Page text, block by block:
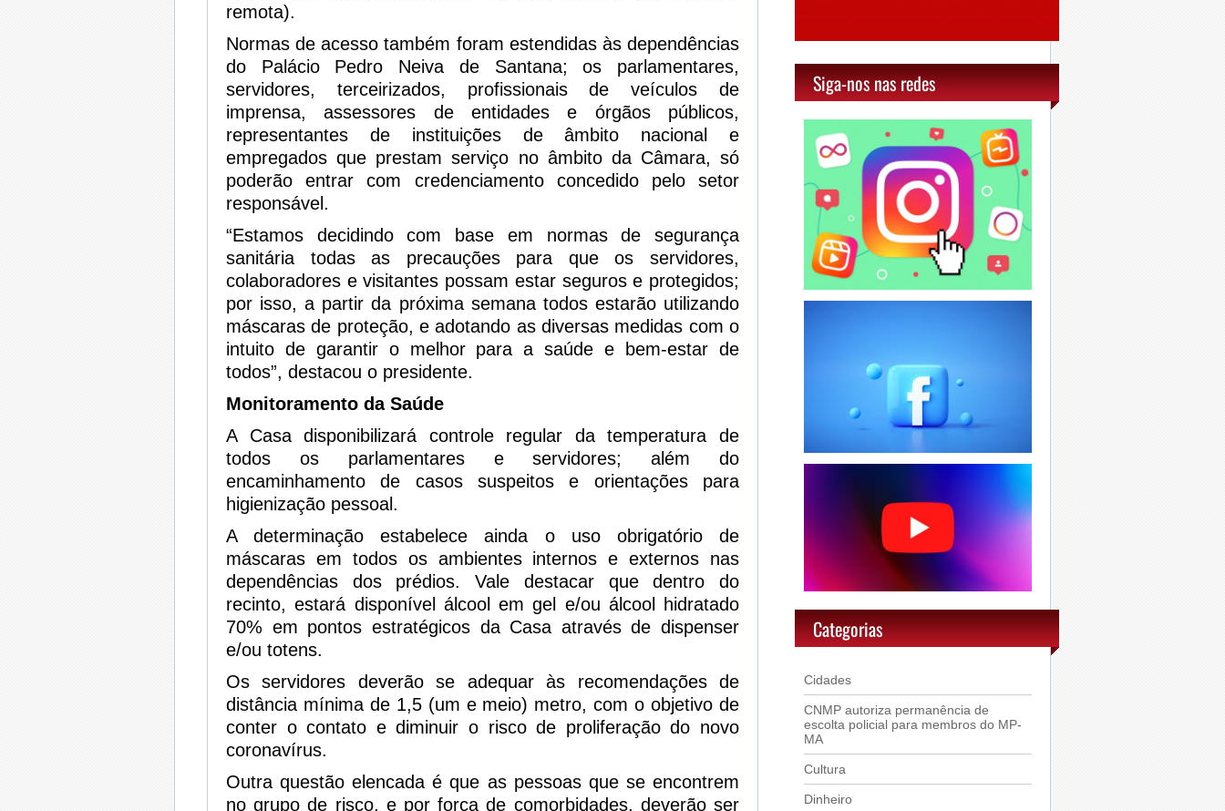
remota).
Normas de acesso também foram estendidas às dependências
do Palácio Pedro Neiva de Santana; os parlamentares,
servidores, terceirizados, profissionais de veículos de
imprensa, assessores de entidades e órgãos públicos,
representantes de instituições de âmbito nacional e
empregados que prestam serviço no âmbito da Câmara, só
poderão entrar com credenciamento concedido pelo setor
responsável.
“Estamos decidindo com base em normas de segurança
sanitária todas as precauções para que os servidores,
colaboradores e visitantes possam estar seguros e protegidos;
por isso, a partir da próxima semana todos estarão utilizando
máscaras de proteção, e adotando as diversas medidas com o
intuito de garantir o melhor para a saúde e bem-estar de
todos”, destacou o presidente.
Monitoramento da Saúde
A Casa disponibilizará controle regular da temperatura de
todos os parlamentares e servidores; além do
encaminhamento de casos suspeitos e orientações para
higienização pessoal.
A determinação estabelece ainda o uso obrigatório de
máscaras em todos os ambientes internos e externos nas
dependências dos prédios. Vale destacar que dentro do
recinto, estará disponível álcool em gel e/ou álcool hidratado
70% em pontos estratégicos da Casa através de dispenser
e/ou totens.
Os servidores deverão se adequar às recomendações de
distância mínima de 1,5 (um e meio) metro, com o objetivo de
conter o contato e diminuir o risco de proliferação do novo
coronavírus.
Outra questão elencada é que as pessoas que se encontrem
no grupo de risco, e por força de comorbidades, deverão ser
Siga-nos nas redes
Categorias
Cidades
CNMP autoriza permanência de
escolta policial para membros do MP-
MA
Cultura
Dinheiro